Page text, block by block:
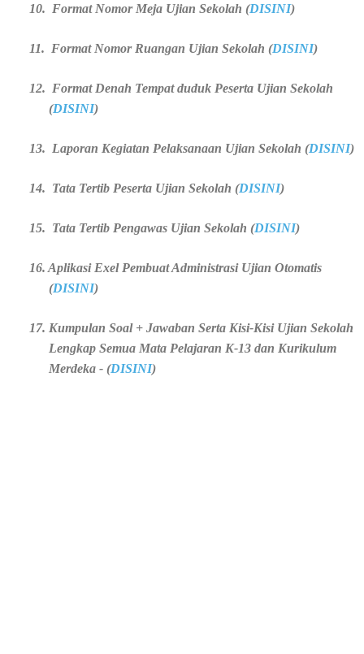
10. Format Nomor Meja Ujian Sekolah (DISINI)
11. Format Nomor Ruangan Ujian Sekolah (DISINI)
12. Format Denah Tempat duduk Peserta Ujian Sekolah
(DISINI)
13. Laporan Kegiatan Pelaksanaan Ujian Sekolah (DISINI)
14. Tata Tertib Peserta Ujian Sekolah (DISINI)
15. Tata Tertib Pengawas Ujian Sekolah (DISINI)
16. Aplikasi Exel Pembuat Administrasi Ujian Otomatis
(DISINI)
17. Kumpulan Soal + Jawaban Serta Kisi-Kisi Ujian Sekolah
Lengkap Semua Mata Pelajaran K-13 dan Kurikulum
Merdeka - (DISINI)